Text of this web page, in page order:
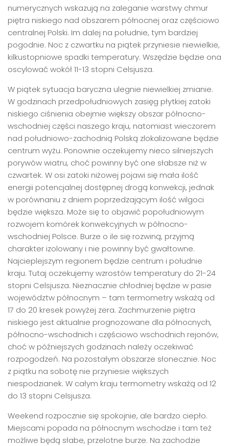
numerycznych wskazują na zaleganie warstwy chmur
piętra niskiego nad obszarem północnej oraz częściowo
centralnej Polski. Im dalej na południe, tym bardziej
pogodnie. Noc z czwartku na piątek przyniesie niewielkie,
kilkustopniowe spadki temperatury. Wszędzie będzie ona
oscylować wokół 11-13 stopni Celsjusza.
W piątek sytuacja baryczna ulegnie niewielkiej zmianie.
W godzinach przedpołudniowych zasięg płytkiej zatoki
niskiego ciśnienia obejmie większy obszar północno-
wschodniej części naszego kraju, natomiast wieczorem
nad południowo-zachodnią Polską zlokalizowane będzie
centrum wyżu. Ponownie oczekujemy nieco silniejszych
porywów wiatru, choć powinny być one słabsze niż w
czwartek. W osi zatoki niżowej pojawi się mała ilość
energii potencjalnej dostępnej drogą konwekcji, jednak
w porównaniu z dniem poprzedzającym ilość wilgoci
będzie większa. Może się to objawić popołudniowym
rozwojem komórek konwekcyjnych w północno-
wschodniej Polsce. Burze o ile się rozwiną, przyjmą
charakter izolowany i nie powinny być gwałtowne.
Najcieplejszym regionem będzie centrum i południe
kraju. Tutaj oczekujemy wzrostów temperatury do 21-24
stopni Celsjusza. Nieznacznie chłodniej będzie w pasie
województw północnym – tam termometry wskażą od
17 do 20 kresek powyżej zera. Zachmurzenie piętra
niskiego jest aktualnie prognozowane dla północnych,
północno-wschodnich i częściowo wschodnich rejonów,
choć w późniejszych godzinach należy oczekiwać
rozpogodzeń. Na pozostałym obszarze słonecznie. Noc
z piątku na sobotę nie przyniesie większych
niespodzianek. W całym kraju termometry wskażą od 12
do 13 stopni Celsjusza.
Weekend rozpocznie się spokojnie, ale bardzo ciepło.
Miejscami popada na północnym wschodzie i tam też
możliwe będą słabe, przelotne burze. Na zachodzie